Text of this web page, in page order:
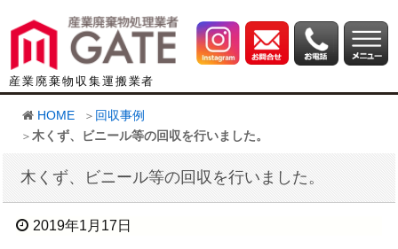
産業廃棄物収集運搬業者
HOME
回収事例
木くず、ビニール等の回収を行いました。
木くず、ビニール等の回収を行いました。
2019年1月17日